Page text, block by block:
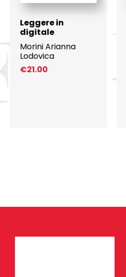
Leggere in
digitale
Morini Arianna
Lodovica
€21.00